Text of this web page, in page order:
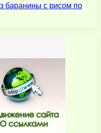
баранины с рисом по